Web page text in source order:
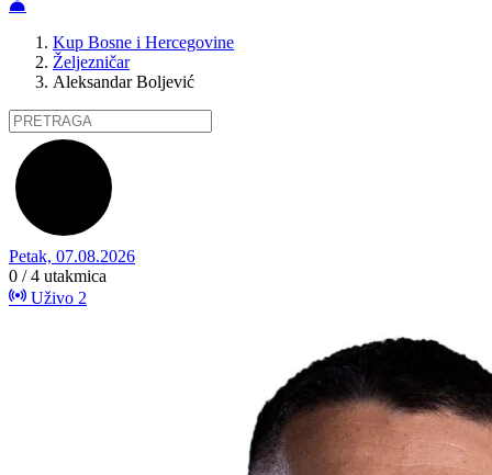
Kup Bosne i Hercegovine
Željezničar
Aleksandar Boljević
Petak, 07.08.2026
0 / 4 utakmica
Uživo 2